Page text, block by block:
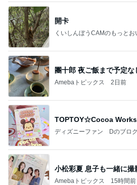
開卡
くいしんぼうCAMのもっとお
團十郎 夜ご飯まで予定な
Amebaトピックス 2日前
TOPTOY☆Cocoa
ディズニーファン Dのブロ
小松彩夏 息子も一緒に撮
Amebaトピックス 15時間前